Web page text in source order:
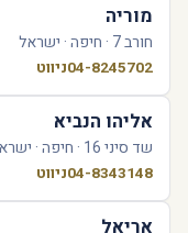
מוריה
חורב 7 · חיפה · ישראל
04-8245702ניווט
אליהו הנביא
שד סיני 16 · חיפה · ישראל
04-8343148ניווט
אריאל